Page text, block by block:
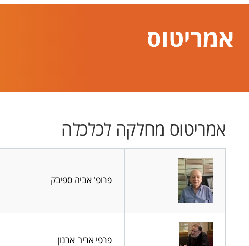
אמריטוס
אמריטוס מחלקה לכלכלה
פרופ' אביה ספיבק
פרפי אריה ארנון